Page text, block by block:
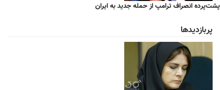
پشت‌پرده انصراف ترامپ از حمله جدید به ایران
پربازدیدها